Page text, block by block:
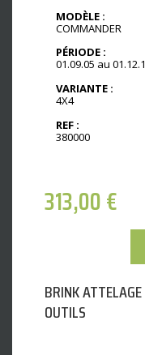
MODÈLE :
COMMANDER
PÉRIODE :
01.09.05 au
VARIANTE :
4X4
REF :
380000
313,00€
BRINK
OUTILS